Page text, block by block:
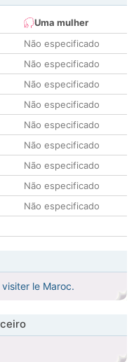
Uma mulher
Não especificado
Não especificado
Não especificado
Não especificado
Não especificado
Não especificado
Não especificado
Não especificado
Não especificado
le Maroc.